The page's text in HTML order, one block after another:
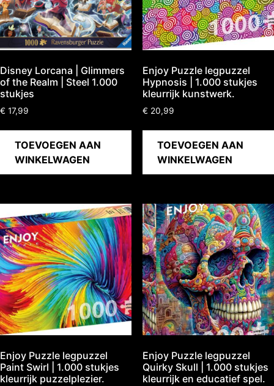
Disney Lorcana | Glimmers
of the Realm | Steel 1.000
stukjes
€ 17,99
TOEVOEGEN AAN
WINKELWAGEN
Enjoy Puzzle legpuzzel
Hypnosis | 1.000 stukjes
kleurrijk kunstwerk.
€ 20,99
TOEVOEGEN AAN
WINKELWAGEN
Enjoy Puzzle legpuzzel
Paint Swirl | 1.000 stukjes
kleurrijk puzzelplezier.
Enjoy Puzzle legpuzzel
Quirky Skull | 1.000 stukjes
kleurrijk en educatief spel.